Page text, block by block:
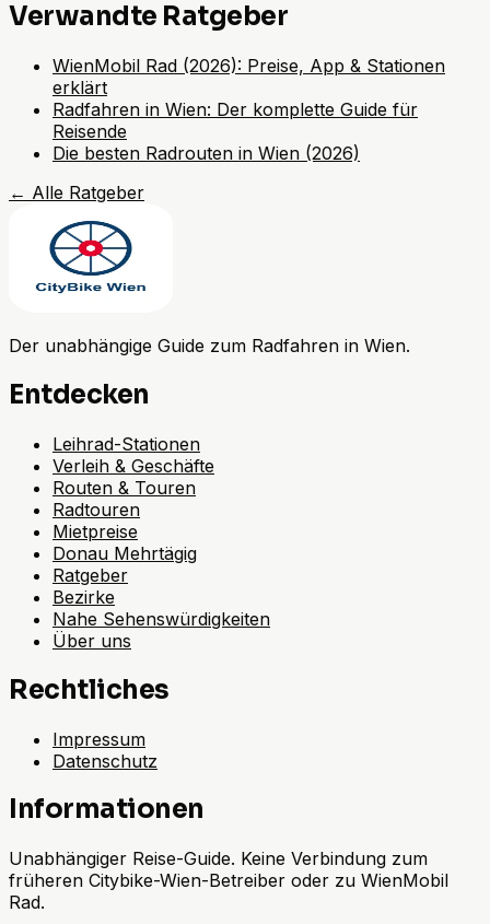
Verwandte Ratgeber
WienMobil Rad (2026): Preise, App & Stationen
erklärt
Radfahren in Wien: Der komplette Guide für
Reisende
Die besten Radrouten in Wien (2026)
← Alle Ratgeber
Der unabhängige Guide zum Radfahren in Wien.
Entdecken
Leihrad-Stationen
Verleih & Geschäfte
Routen & Touren
Radtouren
Mietpreise
Donau Mehrtägig
Ratgeber
Bezirke
Nahe Sehenswürdigkeiten
Über uns
Rechtliches
Impressum
Datenschutz
Informationen
Unabhängiger Reise-Guide. Keine Verbindung zum
früheren Citybike-Wien-Betreiber oder zu WienMobil
Rad.